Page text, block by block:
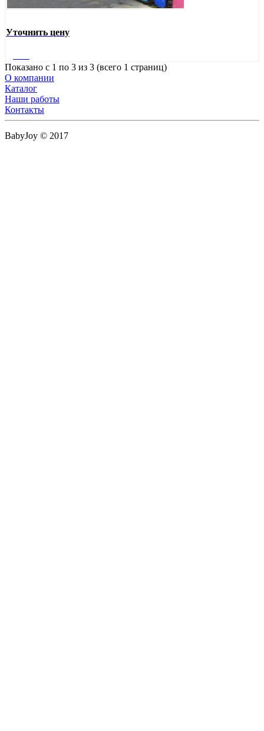
Уточнить цену
Показано с 1 по 3 из 3 (всего 1 страниц)
О компании
Каталог
Наши работы
Контакты
BabyJoy © 2017